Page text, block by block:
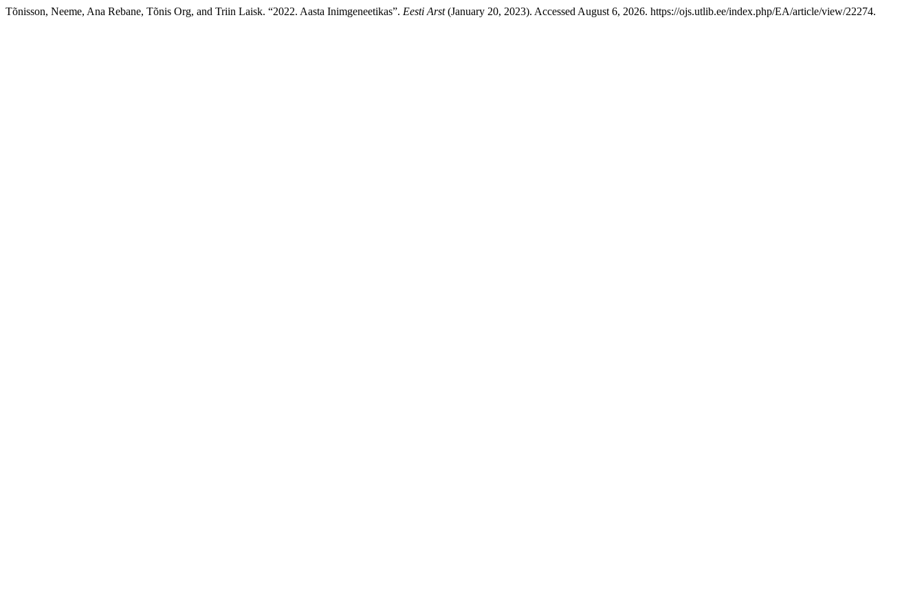
Tõnisson, Neeme, Ana Rebane, Tõnis Org, and Triin Laisk. “2022. Aasta Inimgeneetikas”. Eesti Arst(January 20, 2023). Accessed August 6, 2026. https://ojs.utlib.ee/index.php/EA/article/view/22274.